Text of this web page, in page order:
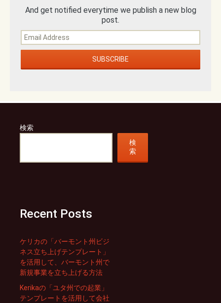
And get notified everytime we publish a new blog
post.
検索
検
索
Recent Posts
ケリカの「バーモント州ビジ
ネス立ち上げテンプレート」
を活用して、バーモント州で
新規事業を立ち上げる方法
Kerikaの「ユタ州での起業」
テンプレートを活用して会社